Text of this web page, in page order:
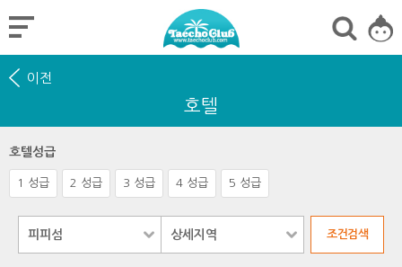
이전
호텔
호텔성급
1 성급 2 성급 3 성급 4 성급 5 성급